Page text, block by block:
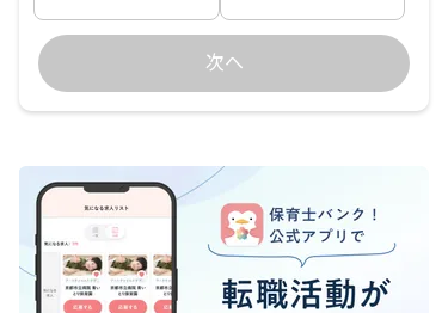
次へ